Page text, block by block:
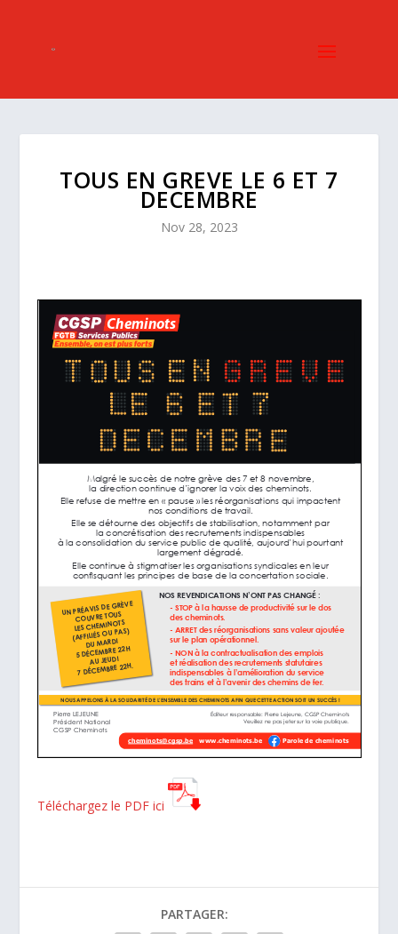
TOUS EN GREVE LE 6 ET 7
DECEMBRE
Nov 28, 2023
Téléchargez le PDF ici
PARTAGER: